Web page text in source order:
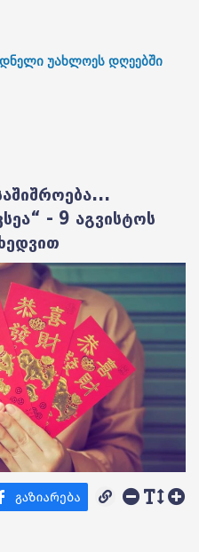
უახლოეს დღეებში
- 9 აგვისტოს